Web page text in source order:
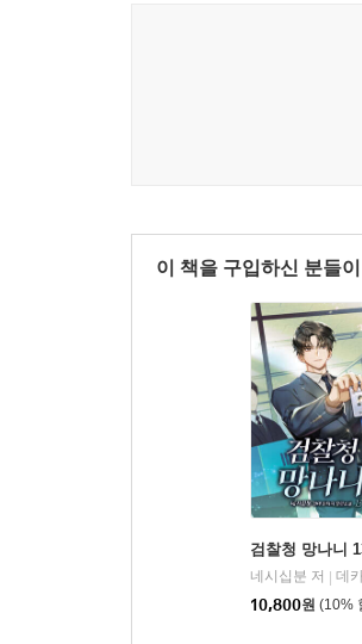
이 책을 구입하신 분들
검찰청 망나니
네시십분 저
데
10,800원 (10%